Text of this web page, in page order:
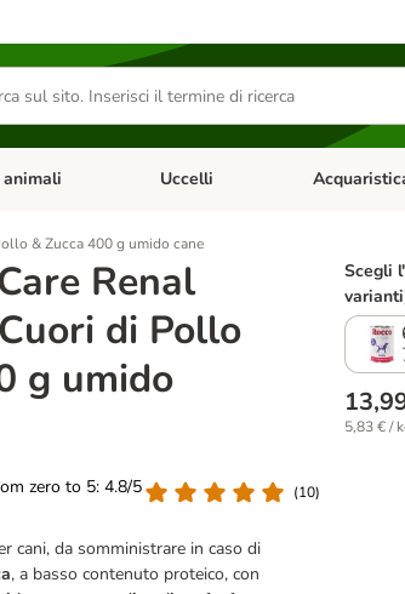
Categoria: Diete e antiparassitariApri Menu Categoria: Piccoli
Uccelli Apri Menu
& Zucca 400 g umido cane
Renal
di Pollo
g umido
zero to 5: 4.8/5
(10)
cani, da somministrare in caso di
, a basso contenuto proteico, con
Scegli
5,83 € /